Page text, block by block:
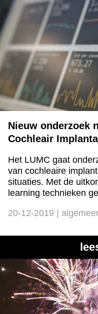
Nieuw onderzoek
Cochleair
Het LUMC gaat
van cochleaire
situaties. Met de
learning technieken
20-12-2019 |